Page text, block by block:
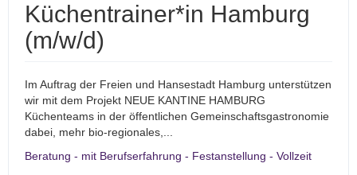
Küchentrainer*in Hamburg
(m/w/d)
Im Auftrag der Freien und Hansestadt Hamburg unterstützen
wir mit dem Projekt NEUE KANTINE HAMBURG
Küchenteams in der öffentlichen Gemeinschaftsgastronomie
dabei, mehr bio-regionales,...
Beratung - mit Berufserfahrung - Festanstellung - Vollzeit